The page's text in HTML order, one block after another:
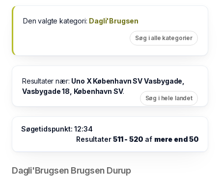
Den valgte kategori: Dagli'Brugsen
Søg i alle kategorier
Resultater nær: Uno X København SV Vasbygade,
Vasbygade 18, København SV.
Søg i hele landet
Søgetidspunkt: 12:34
Resultater511 - 520 af mere end 50
Dagli'Brugsen Brugsen Durup